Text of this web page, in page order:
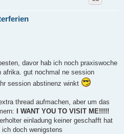
davor hab ich noch praxiswoche
gut nochmal ne session
session abstinenz winkt
thread aufmachen, aber um das
I WANT YOU TO VISIT ME!!!!!
einladung keiner geschafft hat
doch wenigstens